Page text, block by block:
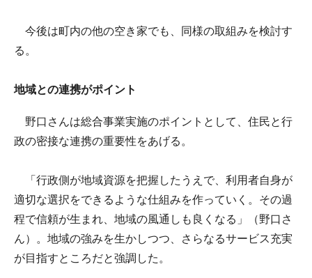
今後は町内の他の空き家でも、同様の取組みを検討す
る。
地域との連携がポイント
野口さんは総合事業実施のポイントとして、住民と行
政の密接な連携の重要性をあげる。
「行政側が地域資源を把握したうえで、利用者自身が
適切な選択をできるような仕組みを作っていく。その過
程で信頼が生まれ、地域の風通しも良くなる」（野口さ
ん）。地域の強みを生かしつつ、さらなるサービス充実
が目指すところだと強調した。